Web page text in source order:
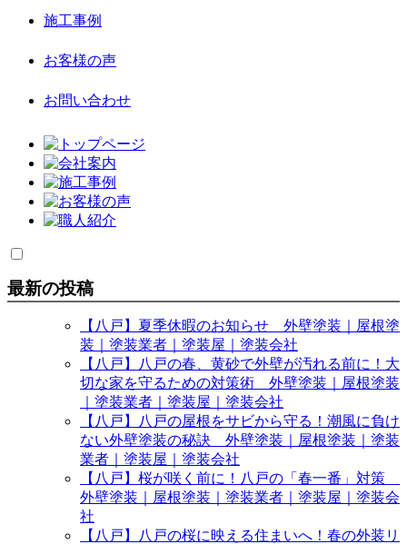
施工事例
お客様の声
お問い合わせ
最新の投稿
【八戸】夏季休暇のお知らせ 外壁塗装｜屋根塗
装｜塗装業者｜塗装屋｜塗装会社
【八戸】八戸の春、黄砂で外壁が汚れる前に！大
切な家を守るための対策術 外壁塗装｜屋根塗装
｜塗装業者｜塗装屋｜塗装会社
【八戸】八戸の屋根をサビから守る！潮風に負け
ない外壁塗装の秘訣 外壁塗装｜屋根塗装｜塗装
業者｜塗装屋｜塗装会社
【八戸】桜が咲く前に！八戸の「春一番」対策
外壁塗装｜屋根塗装｜塗装業者｜塗装屋｜塗装会
社
【八戸】八戸の桜に映える住まいへ！春の外装リ